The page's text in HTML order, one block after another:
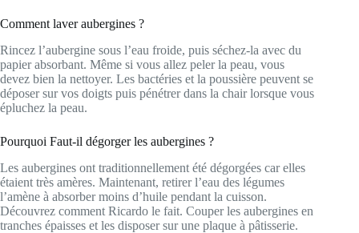
Comment laver aubergines ?
Rincez l’aubergine sous l’eau froide, puis séchez-la avec du
papier absorbant. Même si vous allez peler la peau, vous
devez bien la nettoyer. Les bactéries et la poussière peuvent se
déposer sur vos doigts puis pénétrer dans la chair lorsque vous
épluchez la peau.
Pourquoi Faut-il dégorger les aubergines ?
Les aubergines ont traditionnellement été dégorgées car elles
étaient très amères. Maintenant, retirer l’eau des légumes
l’amène à absorber moins d’huile pendant la cuisson.
Découvrez comment Ricardo le fait. Couper les aubergines en
tranches épaisses et les disposer sur une plaque à pâtisserie.